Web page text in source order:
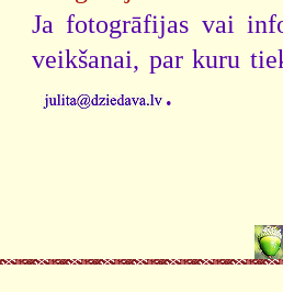
Ja fotogrāfijas vai
veikšanai, par kuru
.